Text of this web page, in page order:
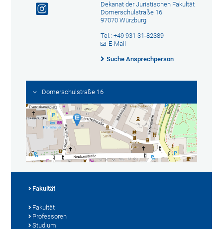
Dekanat der Juristischen Fakultät
Domerschulstraße 16
97070 Würzburg
Tel.: +49 931 31-82389
E-Mail
Suche Ansprechperson
Domerschulstraße 16
Fakultät
Fakultät
Professoren
Studium